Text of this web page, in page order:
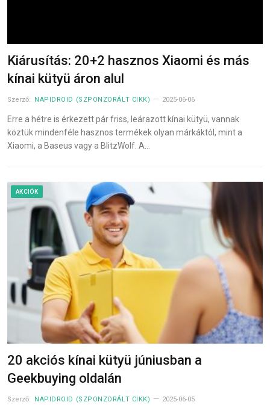
Kiárusítás: 20+2 hasznos Xiaomi és más
kínai kütyü áron alul
Szerző: NAPIDROID (SZPONZORÁLT CIKK) 2025-06-06
Erre a hétre is érkezett pár friss, leárazott kínai kütyü, vannak
köztük mindenféle hasznos termékek olyan márkáktól, mint a
Xiaomi, a Baseus vagy a BlitzWolf. A…
AKCIÓK
20 akciós kínai kütyü júniusban a
Geekbuying oldalán
Szerző: NAPIDROID (SZPONZORÁLT CIKK) 2025-06-05